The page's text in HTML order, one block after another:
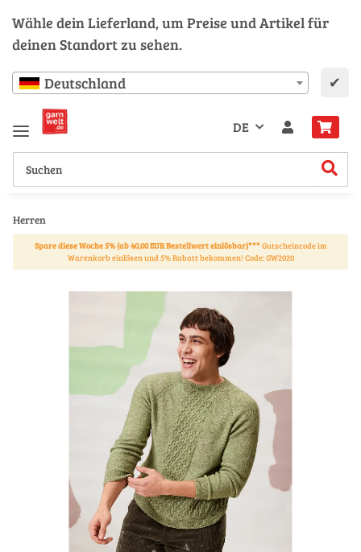
Wähle dein Lieferland, um Preise und Artikel für
deinen Standort zu sehen.
Deutschland ✔
DE
Herren
Spare diese Woche 5% (ab 40,00 EUR Bestellwert einlösbar)***Gutscheincode im
Warenkorb einlösen und 5% Rabatt bekommen! Code: GW2020